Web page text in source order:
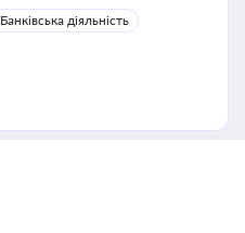
Банківська діяльність